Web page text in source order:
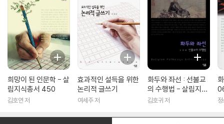
희망이 된 인문학 - 살
림지식총서 450
김호연 저
효과적인 설득을 위한
논리적 글쓰기
여세주 저
화두와 좌선 : 선불교
의 수행법 - 살림지식
총서 316
김호귀 저